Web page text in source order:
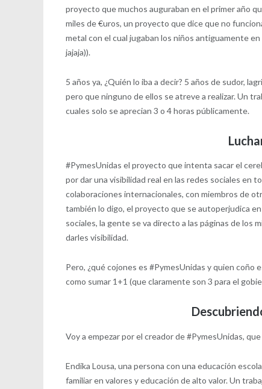
proyecto que muchos auguraban en el primer año
miles de €uros, un proyecto que dice que no
metal con el cual jugaban los niños antiguamente
jajaja)).
5 años ya, ¿Quién lo iba a decir? 5 años de sudor,
pero que ninguno de ellos se atreve a realizar. Un
cuales solo se aprecian 3 o 4 horas públicamente.
#PymesUnidas el proyecto que intenta sacar el
por dar una visibilidad real en las redes sociales en
colaboraciones internacionales, con miembros de
también lo digo, el proyecto que se autoperjudica
sociales, la gente se va directo a las páginas de los
darles visibilidad.
Pero, ¿qué cojones es #PymesUnidas y quien
como sumar 1+1 (que claramente son 3 para el
Voy a empezar por el creador de #PymesUnidas,
Endika Lousa, una persona con una educación
familiar en valores y educación de alto valor. Un